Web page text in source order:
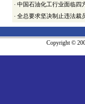
· 中国石油化工行业面临四
· 全总要求坚决制止违法裁
Copyright ©